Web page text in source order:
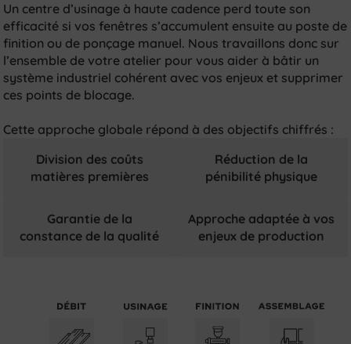
Un centre d’usinage à haute cadence perd toute son
efficacité si vos fenêtres s’accumulent ensuite au poste de
finition ou de ponçage manuel. Nous travaillons donc sur
l’ensemble de votre atelier pour vous aider à bâtir un
système industriel cohérent avec vos enjeux et supprimer
ces points de blocage.
Cette approche globale répond à des objectifs chiffrés :
Division des coûts
matières premières
Réduction de la
pénibilité physique
Garantie de la
constance de la qualité
Approche adaptée à vos
enjeux de production